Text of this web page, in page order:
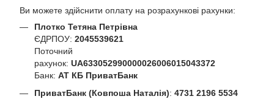
Ви можете здійснити оплату на розрахункові рахунки:
Плотко Тетяна Петрівна
ЄДРПОУ: 2045539621
Поточний
рахунок: UA633052990000026006015043372
Банк: АТ КБ ПриватБанк
ПриватБанк (Ковпоша Наталія): 4731 2196 5534